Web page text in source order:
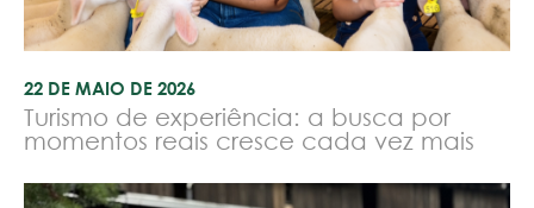
22 DE MAIO DE 2026
Turismo de experiência: a busca por
momentos reais cresce cada vez mais